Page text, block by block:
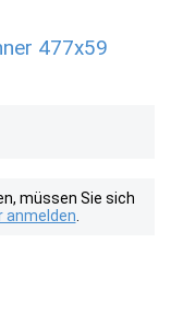
477x59
müssen Sie sich
anmelden